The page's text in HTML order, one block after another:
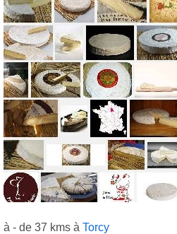
à - de 37 kms à Torcy